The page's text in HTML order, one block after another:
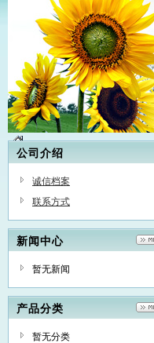
公司介绍
诚信档案
联系方式
新闻中心
暂无新闻
产品分类
暂无分类